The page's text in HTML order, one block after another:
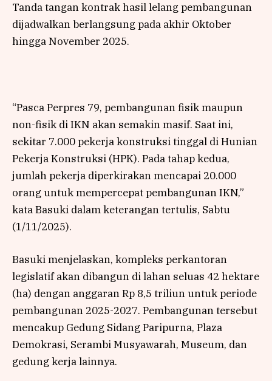
Tanda tangan kontrak hasil lelang pembangunan
dijadwalkan berlangsung pada akhir Oktober
hingga November 2025.
“Pasca Perpres 79, pembangunan fisik maupun
non-fisik di IKN akan semakin masif. Saat ini,
sekitar 7.000 pekerja konstruksi tinggal di Hunian
Pekerja Konstruksi (HPK). Pada tahap kedua,
jumlah pekerja diperkirakan mencapai 20.000
orang untuk mempercepat pembangunan IKN,”
kata Basuki dalam keterangan tertulis, Sabtu
(1/11/2025).
Basuki menjelaskan, kompleks perkantoran
legislatif akan dibangun di lahan seluas 42 hektare
(ha) dengan anggaran Rp 8,5 triliun untuk periode
pembangunan 2025-2027. Pembangunan tersebut
mencakup Gedung Sidang Paripurna, Plaza
Demokrasi, Serambi Musyawarah, Museum, dan
gedung kerja lainnya.